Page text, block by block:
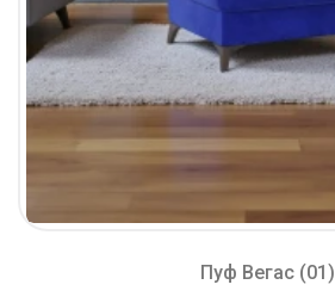
Пуф Вегас (01)